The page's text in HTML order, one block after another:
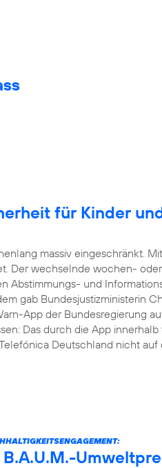
für Kinder
massiv eingeschränkt.
Der wechselnde wochen-
Abstimmungs- und
gab Bundesjustizministerin
App der Bundesregierung
Das durch die App
Deutschland nicht